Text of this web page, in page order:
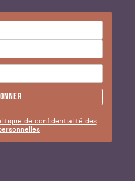
de confidentialité des